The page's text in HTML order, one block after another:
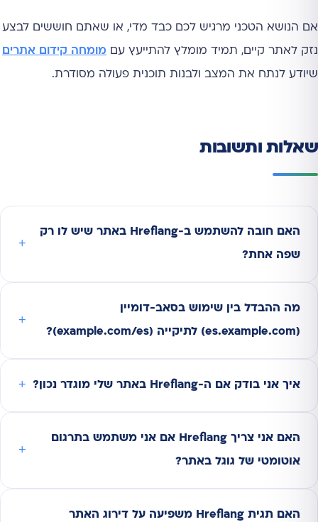
אם הנושא הטכני מרגיש לכם כבד מדי, או שאתם חוששים לבצע
נזק לאתר קיים, תמיד מומלץ להתייעץ עם מומחה קידום אתרים
שיודע לנתח את המצב ולבנות תוכנית פעולה מסודרת.
שאלות ותשובות
האם חובה להשתמש ב-Hreflang באתר שיש לו רק
שפה אחת?
מה ההבדל בין שימוש בסאב-דומיין
(es.example.com) לתיקייה (example.com/es)?
איך אני בודק אם ה-Hreflang באתר שלי מוגדר נכון?
האם אני צריך Hreflang אם אני משתמש בתרגום
אוטומטי של גוגל באתר?
האם תגית Hreflang משפיעה על דירוג האתר